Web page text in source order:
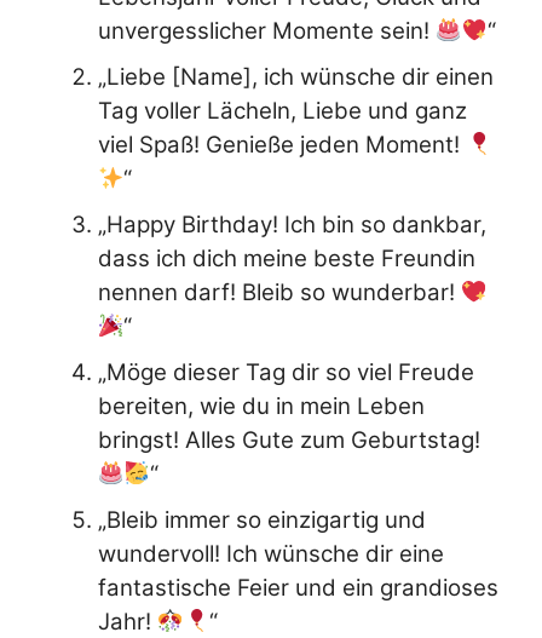
unvergesslicher Momente sein!
“
„Liebe [Name], ich wünsche dir einen
Tag voller Lächeln, Liebe und ganz
viel Spaß! Genieße jeden Moment!
“
„Happy Birthday! Ich bin so dankbar,
dass ich dich meine beste Freundin
nennen darf! Bleib so wunderbar!
“
„Möge dieser Tag dir so viel Freude
bereiten, wie du in mein Leben
bringst! Alles Gute zum Geburtstag!
“
„Bleib immer so einzigartig und
wundervoll! Ich wünsche dir eine
fantastische Feier und ein grandioses
Jahr!
“